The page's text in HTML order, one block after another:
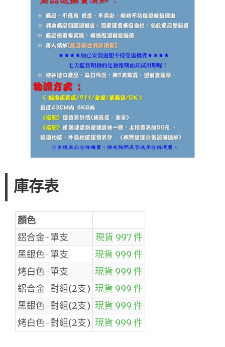
庫存表
顏色
鋁合金-單支
現貨 997 件
黑銀色-單支
現貨 999 件
烤白色-單支
現貨 999 件
鋁合金-對組(2支) 現貨 999 件
黑銀色-對組(2支) 現貨 999 件
烤白色-對組(2支) 現貨 999 件